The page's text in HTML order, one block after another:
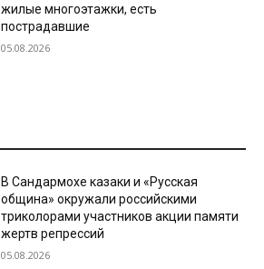
жилые многоэтажки, есть
пострадавшие
05.08.2026
В Сандармохе казаки и «Русская
община» окружали российскими
триколорами участников акции памяти
жертв репрессий
05.08.2026